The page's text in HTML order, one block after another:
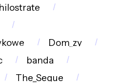
Dom_zy
banda
The_Segue